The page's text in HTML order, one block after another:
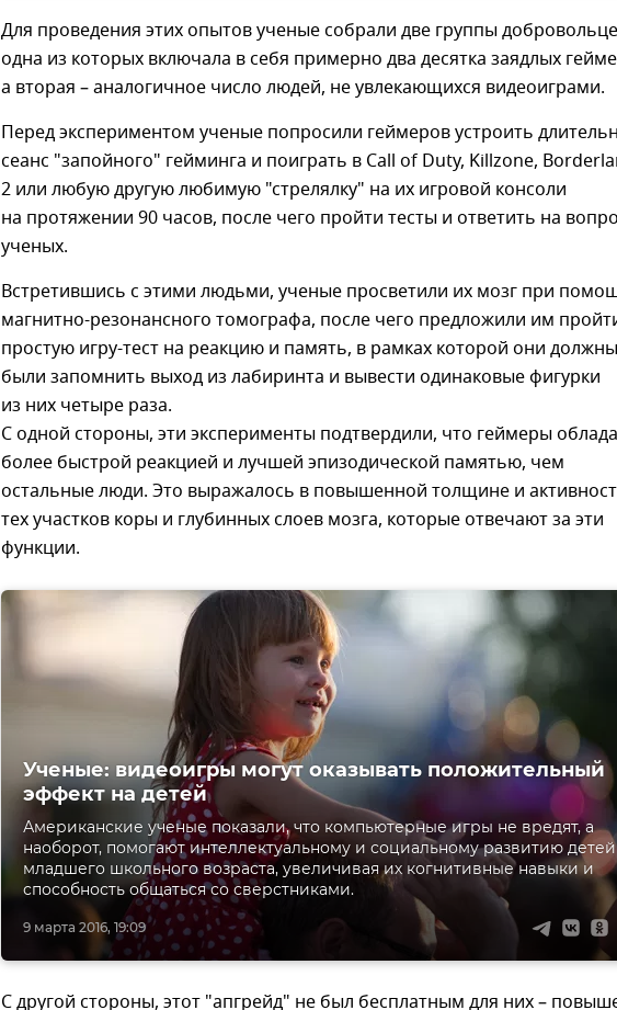
Для проведения этих опытов ученые собрали две группы
одна из которых включала в себя примерно два десятка заядлых
а вторая – аналогичное число людей, не увлекающихся видеоиграми.
Перед экспериментом ученые попросили геймеров устроить
сеанс "запойного" гейминга и поиграть в Call of Duty, Killzone,
2 или любую другую любимую "стрелялку" на их игровой консоли
на протяжении 90 часов, после чего пройти тесты и ответить на
ученых.
Встретившись с этими людьми, ученые просветили их мозг при
магнитно-резонансного томографа, после чего предложили им
простую игру-тест на реакцию и память, в рамках которой они должны
были запомнить выход из лабиринта и вывести одинаковые фигурки
из них четыре раза.
С одной стороны, эти эксперименты подтвердили, что геймеры
более быстрой реакцией и лучшей эпизодической памятью, чем
остальные люди. Это выражалось в повышенной толщине и
тех участков коры и глубинных слоев мозга, которые отвечают за эти
функции.
9 марта 2016, 19:09
Ученые: видеоигры могут оказывать положительный
эффект на детей
Американские ученые показали, что компьютерные игры не вредят, а
наоборот, помогают интеллектуальному и социальному развитию детей
младшего школьного возраста, увеличивая их когнитивные навыки и
способность общаться со сверстниками.
С другой стороны, этот "апгрейд" не был бесплатным для них –